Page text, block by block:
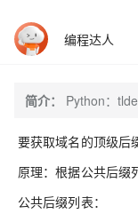
编程达人
简介： Python：
要获取域名的顶级后
原理：根据公共后缀
公共后缀列表：